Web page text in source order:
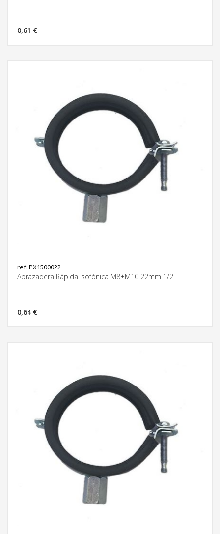
0,61 €
ref: PX1500022
Abrazadera Rápida isofónica M8+M10 22mm 1/2"
0,64 €